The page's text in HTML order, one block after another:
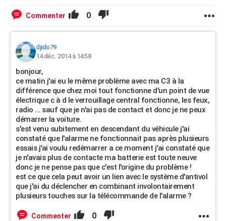
Commenter 0
djido79
14 déc. 2014 à 14:58
bonjour,
ce matin j'ai eu le même problème avec ma C3 à la
différence que chez moi tout fonctionne d'un point de vue
électrique c à d le verrouillage central fonctionne, les feux,
radio ... sauf que je n'ai pas de contact et donc je ne peux
démarrer la voiture.
s'est venu subitement en descendant du véhicule j'ai
constaté que l'alarme ne fonctionnait pas après plusieurs
essais j'ai voulu redémarrer a ce moment j'ai constaté que
je n'avais plus de contacte ma batterie est toute neuve
donc je ne pense pas que c'est l'origine du problème !
est ce que cela peut avoir un lien avec le système d'antivol
que j'ai du déclencher en combinant involontairement
plusieurs touches sur la télécommande de l'alarme ?
Commenter 0